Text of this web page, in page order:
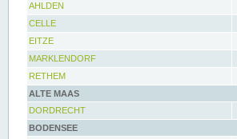
AHLDEN
CELLE
EITZE
MARKLENDORF
RETHEM
ALTE MAAS
DORDRECHT
BODENSEE